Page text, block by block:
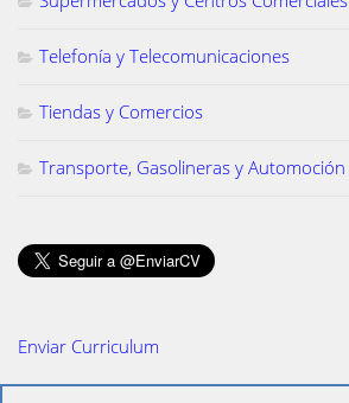
Telefonía y Telecomunicaciones
Tiendas y Comercios
Transporte, Gasolineras y Automoción
Enviar Curriculum